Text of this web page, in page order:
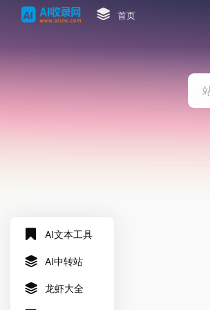
首页
AI文本工具
AI中转站
龙虾大全